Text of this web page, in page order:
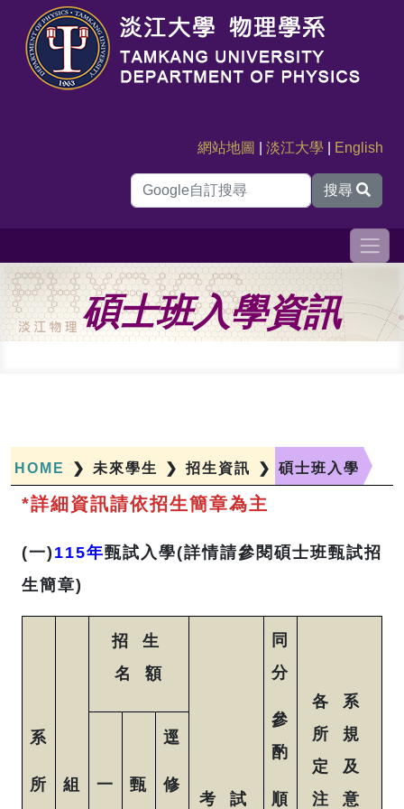
網站地圖 |淡江大學 English
搜尋
碩士班入學資訊
HOME ❯ 未來學生 ❯ 招生資訊 ❯ 碩士班入學
*詳細資訊請依招生簡章為主
(一) 115年甄試入學(詳情請參閱碩士班甄試招
生簡章)
系
所 組
招 生
名 額
考 試
同
分
參
酌
順
各 系
所 規
定 及
注 意
一 甄
逕
修